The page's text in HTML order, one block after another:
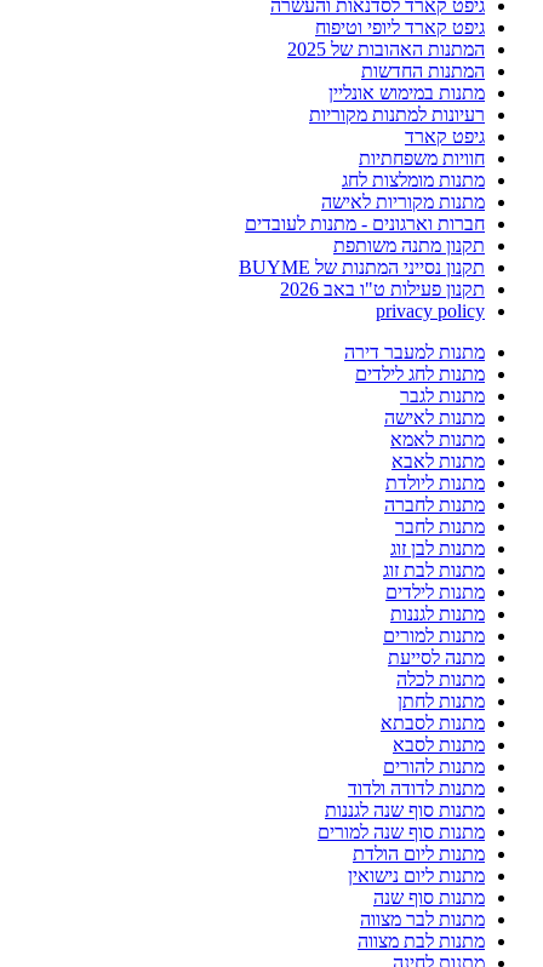
גיפט קארד לסדנאות והעשרה
גיפט קארד ליופי וטיפוח
המתנות האהובות של 2025
המתנות החדשות
מתנות במימוש אונליין
רעיונות למתנות מקוריות
גיפט קארד
חוויות משפחתיות
מתנות מומלצות לחג
מתנות מקוריות לאישה
חברות וארגונים - מתנות לעובדים
תקנון מתנה משותפת
תקנון נסייני המתנות של BUYME
תקנון פעילות ט"ו באב 2026
privacy policy
מתנות למעבר דירה
מתנות לחג לילדים
מתנות לגבר
מתנות לאישה
מתנות לאמא
מתנות לאבא
מתנות ליולדת
מתנות לחברה
מתנות לחבר
מתנות לבן זוג
מתנות לבת זוג
מתנות לילדים
מתנות לגננות
מתנות למורים
מתנה לסייעת
מתנות לכלה
מתנות לחתן
מתנות לסבתא
מתנות לסבא
מתנות להורים
מתנות לדודה ולדוד
מתנות סוף שנה לגננות
מתנות סוף שנה למורים
מתנות ליום הולדת
מתנות ליום נישואין
מתנות סוף שנה
מתנות לבר מצווה
מתנות לבת מצווה
מתנות לחינה